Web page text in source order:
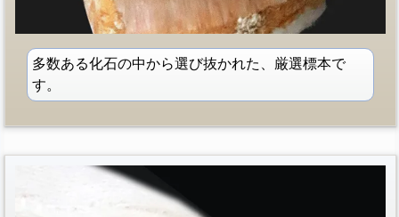
多数ある化石の中から選び抜かれた、厳選標本で
す。